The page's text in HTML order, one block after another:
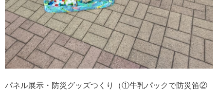
パネル展示・防災グッズつくり（①牛乳パックで防災笛②